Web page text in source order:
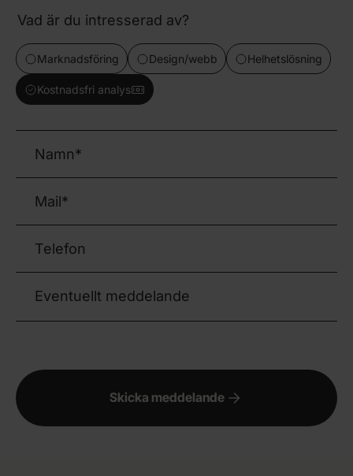
Vad är du intresserad av?
Marknadsföring Design/webb Helhetslösning
Kostnadsfri analys
Namn(Obligatoriskt)
Mail(Obligatoriskt)
Telefon
Eventuellt meddelande
Skicka meddelande